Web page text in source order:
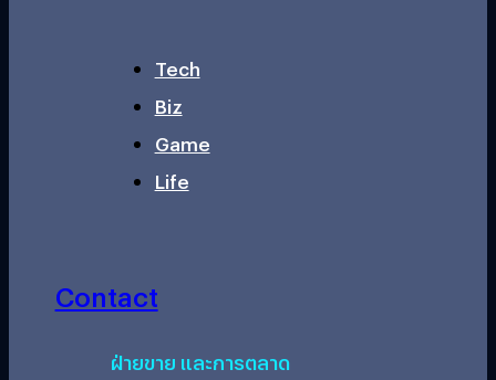
Tech
Biz
Game
Life
Contact
ฝ่ายขาย และการตลาด